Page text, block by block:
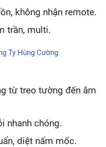
không nhận remote.
trần, multi.
Ty Hùng Cường
từ treo tường đến âm
nhanh chóng.
diệt nấm mốc.